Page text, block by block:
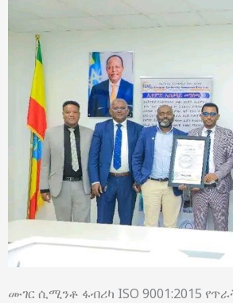
ሙገር ሲሚንቶ ፋብሪካ ISO 9001:2015